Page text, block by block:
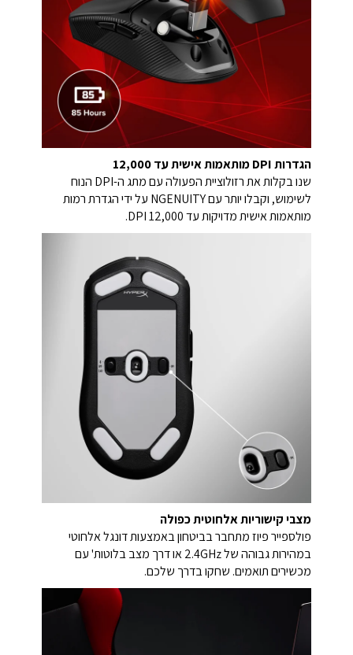
הגדרות DPI מותאמות אישית עד 12,000
שנו בקלות את רזולוציית הפעולה עם מתג ה-DPI הנוח
לשימוש, וקבלו יותר עם NGENUITY על ידי הגדרת רמות
מותאמות אישית מדויקות עד 12,000 DPI.
מצבי קישוריות אלחוטית כפולה
פולספייר פיוז מתחבר בביטחון באמצעות דונגל אלחוטי
במהירות גבוהה של 2.4GHz או דרך מצב בלוטות' עם
מכשירים תואמים. שחקו בדרך שלכם.